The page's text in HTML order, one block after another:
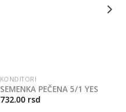
KONDITORI
SEMENKA PEČENA 5/1 YES
732.00 rsd